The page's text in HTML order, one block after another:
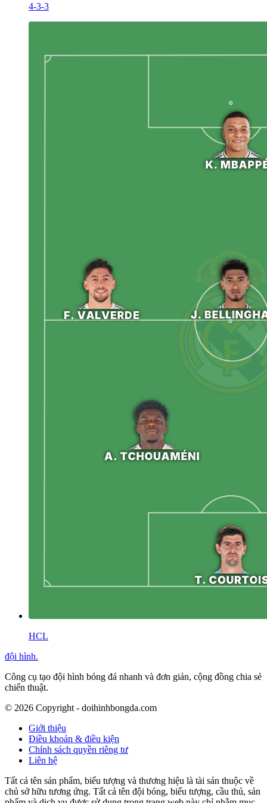
4-3-3
HCL
đội hình.
Công cụ tạo đội hình bóng đá nhanh và đơn giản, cộng đồng chia sẻ
chiến thuật.
© 2026 Copyright - doihinhbongda.com
Giới thiệu
Điều khoản & điều kiện
Chính sách quyền riêng tư
Liên hệ
Tất cả tên sản phẩm, biểu tượng và thương hiệu là tài sản thuộc về
chủ sở hữu tương ứng. Tất cả tên đội bóng, biểu tượng, cầu thủ, sản